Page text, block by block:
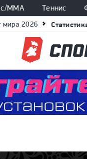
ММА Теннис
мира 2026